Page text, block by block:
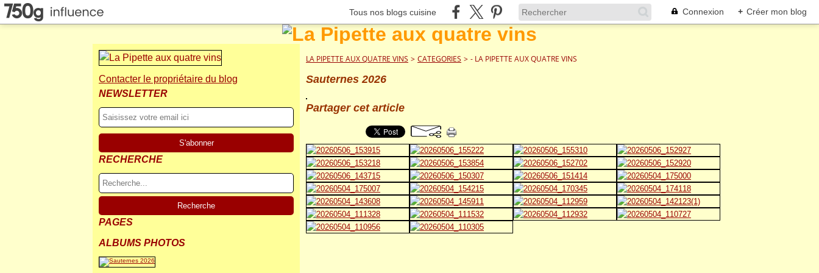
Tous nos blogs cuisine Connexion + Créer mon blog
Contacter le propriétaire du blog
NEWSLETTER
RECHERCHE
PAGES
ALBUMS PHOTOS
LA PIPETTE AUX QUATRE VINS > CATEGORIES > - LA PIPETTE AUX QUATRE VINS
Sauternes 2026
Partager cet article